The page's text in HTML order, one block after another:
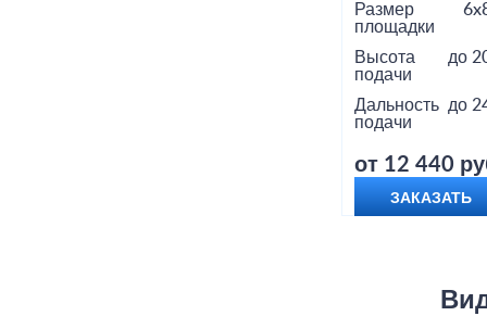
Размер
площадки
Высота
подачи
до
Дальность
подачи
до
от 12 440
ЗАКАЗАТЬ